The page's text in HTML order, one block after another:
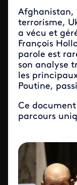
Afghanistan,
terrorisme,
a vécu et
François
parole est
son analyse
les
Poutine,
Ce
parcours